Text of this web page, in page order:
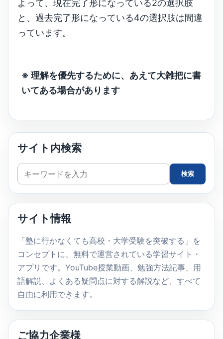
よって、現在完了形になっている2の選択肢
と、過去完了形になっている4の選択肢は間違
っています。
※ 理解を優先するために、あえて大雑把に書
いてある場合があります
サイト内検索
サ
イ
ト
検
索
検索
サイト情報
「塾に行かなくても高校・大学受験を突破する」を
コンセプトに、無料で運営されている学習サイト・
アプリです。YouTube授業動画、勉強方法記事、用
語解説、よくある疑問点に対する解説など、すべて
自由に利用できます。
ご協力企業様